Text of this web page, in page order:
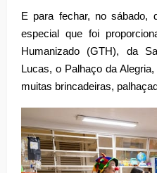
E para fechar, no sábado,
especial que foi
Humanizado (GTH), da
Lucas, o Palhaço da
muitas brincadeiras,